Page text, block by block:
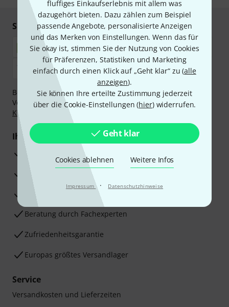
fluffiges Einkaufserlebnis mit allem was
dazugehört bieten. Dazu zählen zum Beispiel
passende Angebote, personalisierte Anzeigen
und das Merken von Einstellungen. Wenn das für
Sie okay ist, stimmen Sie der Nutzung von Cookies
für Präferenzen, Statistiken und Marketing
einfach durch einen Klick auf „Geht klar“ zu (alle
anzeigen).
Sie können Ihre erteilte Zustimmung jederzeit
über die Cookie-Einstellungen (hier) widerrufen.
Geht klar
Cookies ablehnen Weitere Infos
Impressum · Datenschutzhinweise
Sicher einkaufen & bezahlen
Bezahlen Sie vertraulich und sicher per Nachnahme,
Vorkasse, PayPal, Amazon Pay,Klarna Sofort bezahlen
Klarna Ratenzahlung
Ihre Vorteile
3 Jahre Thomann Garantie
30 Tage Money-Back-Garantie
Beratung durch Fachexperten
Zufriedenheitsgarantie
Europas größtes Versandlager
Service
Versandkosten und Lieferzeiten